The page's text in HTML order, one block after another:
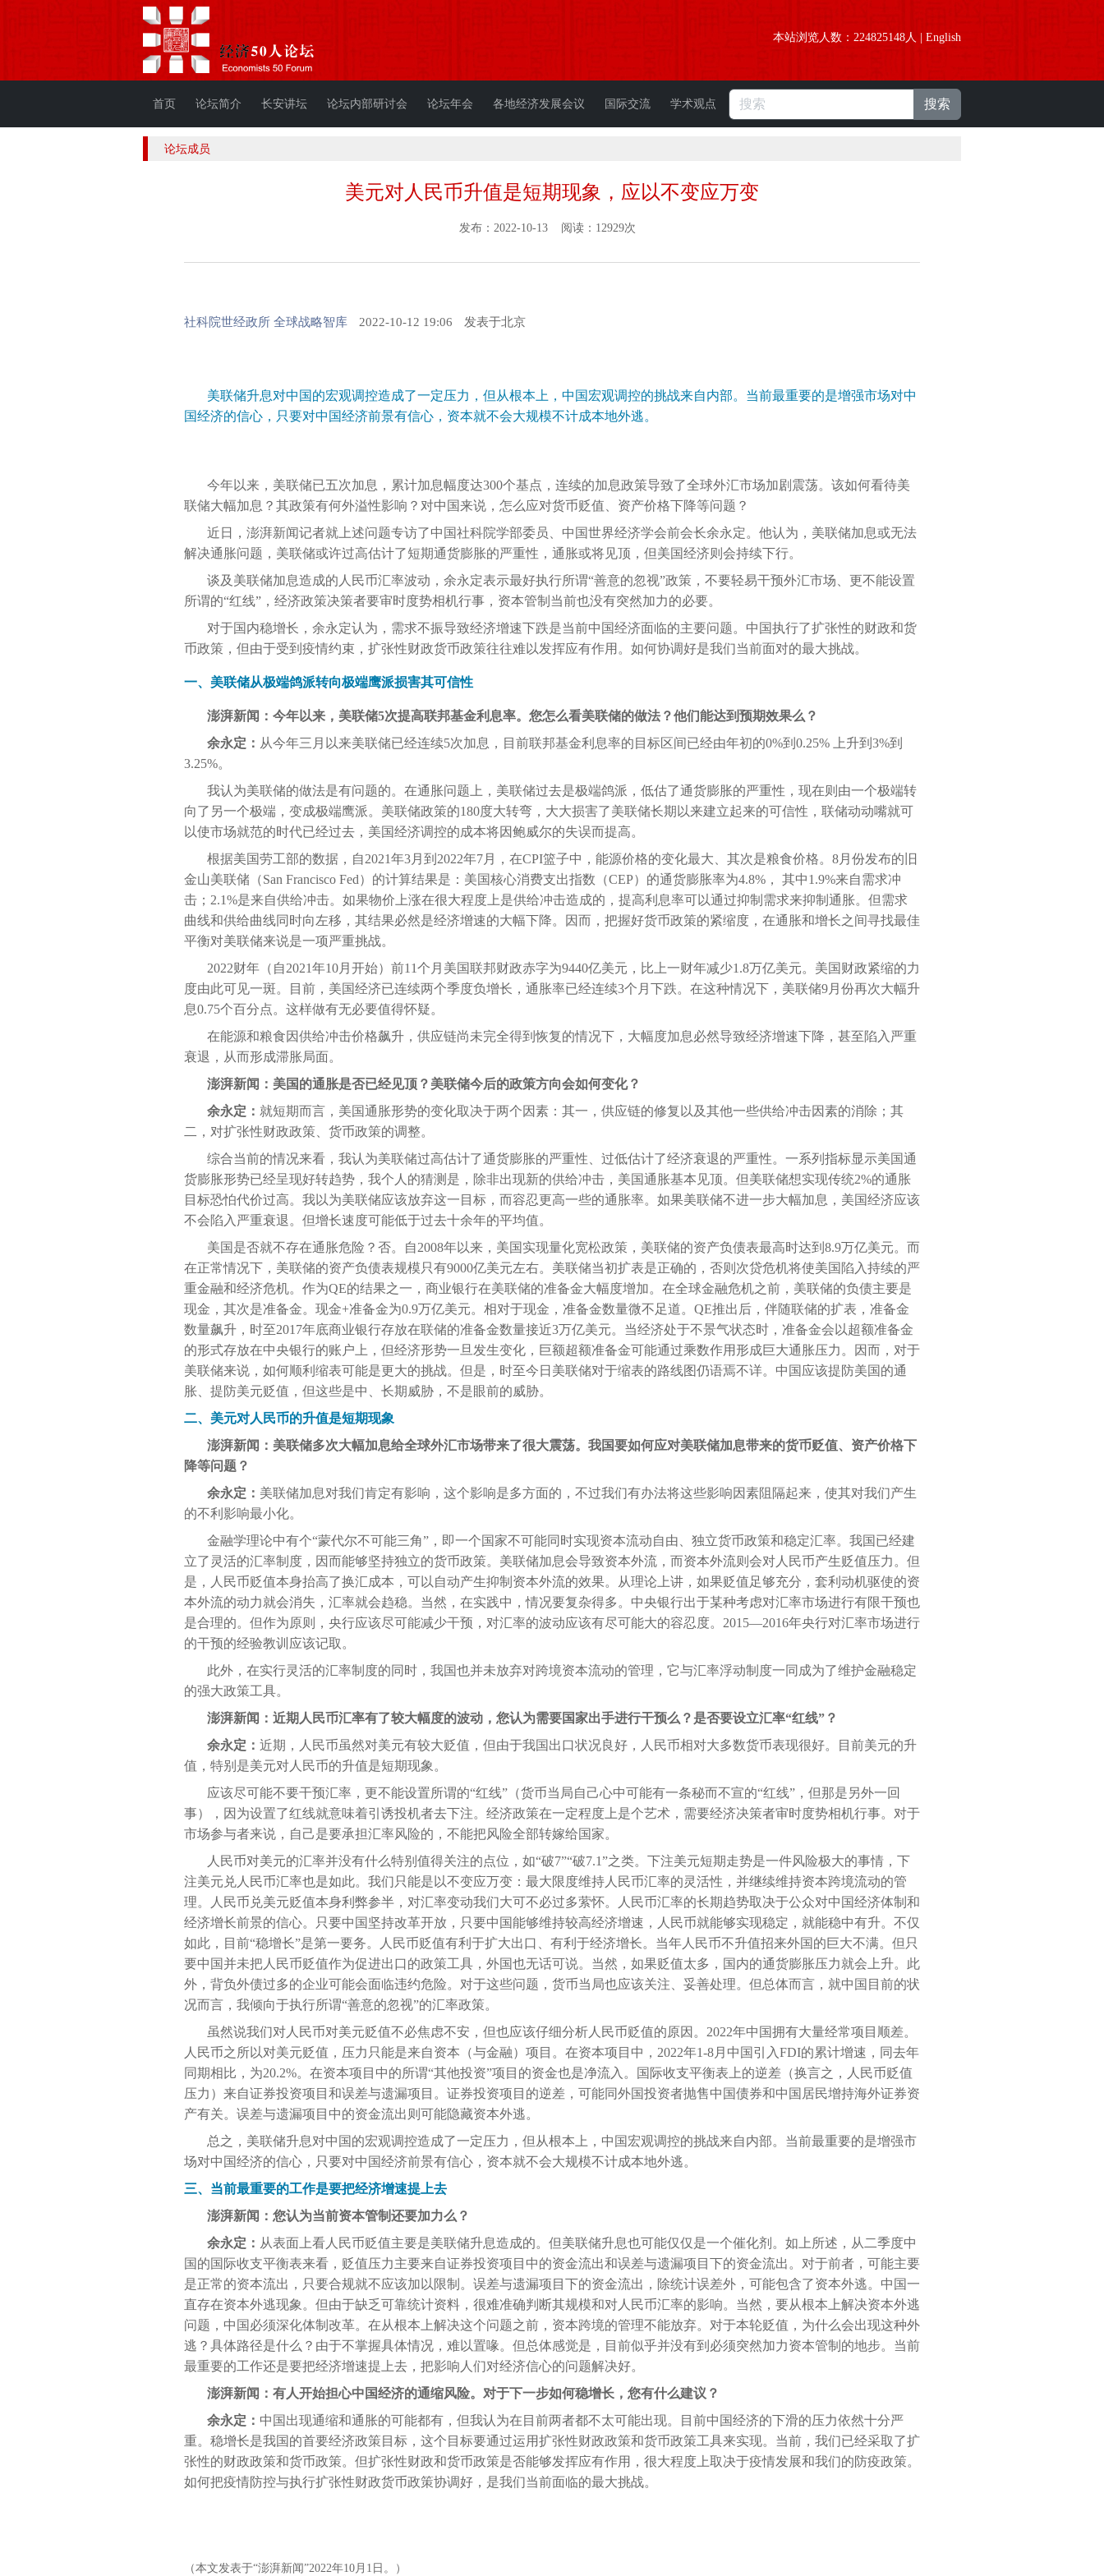
本站浏览人数： 224825148人 | English
首页 论坛简介 长安讲坛 论坛内部研讨会 论坛年会 各地经济发展会议 国际交流 学术观点 搜索
论坛成员
美元对人民币升值是短期现象，应以不变应万变
发布：2022-10-13 阅读：12929次
社科院世经政所 全球战略智库 2022-10-12 19:06 发表于北京
美联储升息对中国的宏观调控造成了一定压力，但从根本上，中国宏观调控的挑战来自内部。当前最重要的是增强市场对中
国经济的信心，只要对中国经济前景有信心，资本就不会大规模不计成本地外逃。
今年以来，美联储已五次加息，累计加息幅度达300个基点，连续的加息政策导致了全球外汇市场加剧震荡。该如何看待美
联储大幅加息？其政策有何外溢性影响？对中国来说，怎么应对货币贬值、资产价格下降等问题？
近日，澎湃新闻记者就上述问题专访了中国社科院学部委员、中国世界经济学会前会长余永定。他认为，美联储加息或无法
解决通胀问题，美联储或许过高估计了短期通货膨胀的严重性，通胀或将见顶，但美国经济则会持续下行。
谈及美联储加息造成的人民币汇率波动，余永定表示最好执行所谓“善意的忽视”政策，不要轻易干预外汇市场、更不能设置
所谓的“红线”，经济政策决策者要审时度势相机行事，资本管制当前也没有突然加力的必要。
对于国内稳增长，余永定认为，需求不振导致经济增速下跌是当前中国经济面临的主要问题。中国执行了扩张性的财政和货
币政策，但由于受到疫情约束，扩张性财政货币政策往往难以发挥应有作用。如何协调好是我们当前面对的最大挑战。
一、美联储从极端鸽派转向极端鹰派损害其可信性
澎湃新闻：今年以来，美联储5次提高联邦基金利息率。您怎么看美联储的做法？他们能达到预期效果么？
余永定： 从今年三月以来美联储已经连续5次加息，目前联邦基金利息率的目标区间已经由年初的0%到0.25% 上升到3%到
3.25%。
我认为美联储的做法是有问题的。在通胀问题上，美联储过去是极端鸽派，低估了通货膨胀的严重性，现在则由一个极端转
向了另一个极端，变成极端鹰派。美联储政策的180度大转弯，大大损害了美联储长期以来建立起来的可信性，联储动动嘴就可
以使市场就范的时代已经过去，美国经济调控的成本将因鲍威尔的失误而提高。
根据美国劳工部的数据，自2021年3月到2022年7月，在CPI篮子中，能源价格的变化最大、其次是粮食价格。8月份发布的旧
金山美联储（San Francisco Fed）的计算结果是：美国核心消费支出指数（CEP）的通货膨胀率为4.8%， 其中1.9%来自需求冲
击；2.1%是来自供给冲击。如果物价上涨在很大程度上是供给冲击造成的，提高利息率可以通过抑制需求来抑制通胀。但需求
曲线和供给曲线同时向左移，其结果必然是经济增速的大幅下降。因而，把握好货币政策的紧缩度，在通胀和增长之间寻找最佳
平衡对美联储来说是一项严重挑战。
2022财年（自2021年10月开始）前11个月美国联邦财政赤字为9440亿美元，比上一财年减少1.8万亿美元。美国财政紧缩的力
度由此可见一斑。目前，美国经济已连续两个季度负增长，通胀率已经连续3个月下跌。在这种情况下，美联储9月份再次大幅升
息0.75个百分点。这样做有无必要值得怀疑。
在能源和粮食因供给冲击价格飙升，供应链尚未完全得到恢复的情况下，大幅度加息必然导致经济增速下降，甚至陷入严重
衰退，从而形成滞胀局面。
澎湃新闻：美国的通胀是否已经见顶？美联储今后的政策方向会如何变化？
余永定： 就短期而言，美国通胀形势的变化取决于两个因素：其一，供应链的修复以及其他一些供给冲击因素的消除；其
二，对扩张性财政政策、货币政策的调整。
综合当前的情况来看，我认为美联储过高估计了通货膨胀的严重性、过低估计了经济衰退的严重性。一系列指标显示美国通
货膨胀形势已经呈现好转趋势，我个人的猜测是，除非出现新的供给冲击，美国通胀基本见顶。但美联储想实现传统2%的通胀
目标恐怕代价过高。我以为美联储应该放弃这一目标，而容忍更高一些的通胀率。如果美联储不进一步大幅加息，美国经济应该
不会陷入严重衰退。但增长速度可能低于过去十余年的平均值。
美国是否就不存在通胀危险？否。自2008年以来，美国实现量化宽松政策，美联储的资产负债表最高时达到8.9万亿美元。而
在正常情况下，美联储的资产负债表规模只有9000亿美元左右。美联储当初扩表是正确的，否则次贷危机将使美国陷入持续的严
重金融和经济危机。作为QE的结果之一，商业银行在美联储的准备金大幅度增加。在全球金融危机之前，美联储的负债主要是
现金，其次是准备金。现金+准备金为0.9万亿美元。相对于现金，准备金数量微不足道。QE推出后，伴随联储的扩表，准备金
数量飙升，时至2017年底商业银行存放在联储的准备金数量接近3万亿美元。当经济处于不景气状态时，准备金会以超额准备金
的形式存放在中央银行的账户上，但经济形势一旦发生变化，巨额超额准备金可能通过乘数作用形成巨大通胀压力。因而，对于
美联储来说，如何顺利缩表可能是更大的挑战。但是，时至今日美联储对于缩表的路线图仍语焉不详。中国应该提防美国的通
胀、提防美元贬值，但这些是中、长期威胁，不是眼前的威胁。
二、美元对人民币的升值是短期现象
澎湃新闻：美联储多次大幅加息给全球外汇市场带来了很大震荡。我国要如何应对美联储加息带来的货币贬值、资产价格下
降等问题？
余永定： 美联储加息对我们肯定有影响，这个影响是多方面的，不过我们有办法将这些影响因素阻隔起来，使其对我们产生
的不利影响最小化。
金融学理论中有个“蒙代尔不可能三角”，即一个国家不可能同时实现资本流动自由、独立货币政策和稳定汇率。我国已经建
立了灵活的汇率制度，因而能够坚持独立的货币政策。美联储加息会导致资本外流，而资本外流则会对人民币产生贬值压力。但
是，人民币贬值本身抬高了换汇成本，可以自动产生抑制资本外流的效果。从理论上讲，如果贬值足够充分，套利动机驱使的资
本外流的动力就会消失，汇率就会趋稳。当然，在实践中，情况要复杂得多。中央银行出于某种考虑对汇率市场进行有限干预也
是合理的。但作为原则，央行应该尽可能减少干预，对汇率的波动应该有尽可能大的容忍度。2015—2016年央行对汇率市场进行
的干预的经验教训应该记取。
此外，在实行灵活的汇率制度的同时，我国也并未放弃对跨境资本流动的管理，它与汇率浮动制度一同成为了维护金融稳定
的强大政策工具。
澎湃新闻：近期人民币汇率有了较大幅度的波动，您认为需要国家出手进行干预么？是否要设立汇率“红线”？
余永定： 近期，人民币虽然对美元有较大贬值，但由于我国出口状况良好，人民币相对大多数货币表现很好。目前美元的升
值，特别是美元对人民币的升值是短期现象。
应该尽可能不要干预汇率，更不能设置所谓的“红线”（货币当局自己心中可能有一条秘而不宣的“红线”，但那是另外一回
事），因为设置了红线就意味着引诱投机者去下注。经济政策在一定程度上是个艺术，需要经济决策者审时度势相机行事。对于
市场参与者来说，自己是要承担汇率风险的，不能把风险全部转嫁给国家。
人民币对美元的汇率并没有什么特别值得关注的点位，如“破7”“破7.1”之类。下注美元短期走势是一件风险极大的事情，下
注美元兑人民币汇率也是如此。我们只能是以不变应万变：最大限度维持人民币汇率的灵活性，并继续维持资本跨境流动的管
理。人民币兑美元贬值本身利弊参半，对汇率变动我们大可不必过多萦怀。人民币汇率的长期趋势取决于公众对中国经济体制和
经济增长前景的信心。只要中国坚持改革开放，只要中国能够维持较高经济增速，人民币就能够实现稳定，就能稳中有升。不仅
如此，目前“稳增长”是第一要务。人民币贬值有利于扩大出口、有利于经济增长。当年人民币不升值招来外国的巨大不满。但只
要中国并未把人民币贬值作为促进出口的政策工具，外国也无话可说。当然，如果贬值太多，国内的通货膨胀压力就会上升。此
外，背负外债过多的企业可能会面临违约危险。对于这些问题，货币当局也应该关注、妥善处理。但总体而言，就中国目前的状
况而言，我倾向于执行所谓“善意的忽视”的汇率政策。
虽然说我们对人民币对美元贬值不必焦虑不安，但也应该仔细分析人民币贬值的原因。2022年中国拥有大量经常项目顺差。
人民币之所以对美元贬值，压力只能是来自资本（与金融）项目。在资本项目中，2022年1-8月中国引入FDI的累计增速，同去年
同期相比，为20.2%。在资本项目中的所谓“其他投资”项目的资金也是净流入。国际收支平衡表上的逆差（换言之，人民币贬值
压力）来自证券投资项目和误差与遗漏项目。证券投资项目的逆差，可能同外国投资者抛售中国债券和中国居民增持海外证券资
产有关。误差与遗漏项目中的资金流出则可能隐藏资本外逃。
总之，美联储升息对中国的宏观调控造成了一定压力，但从根本上，中国宏观调控的挑战来自内部。当前最重要的是增强市
场对中国经济的信心，只要对中国经济前景有信心，资本就不会大规模不计成本地外逃。
三、当前最重要的工作是要把经济增速提上去
澎湃新闻：您认为当前资本管制还要加力么？
余永定： 从表面上看人民币贬值主要是美联储升息造成的。但美联储升息也可能仅仅是一个催化剂。如上所述，从二季度中
国的国际收支平衡表来看，贬值压力主要来自证券投资项目中的资金流出和误差与遗漏项目下的资金流出。对于前者，可能主要
是正常的资本流出，只要合规就不应该加以限制。误差与遗漏项目下的资金流出，除统计误差外，可能包含了资本外逃。中国一
直存在资本外逃现象。但由于缺乏可靠统计资料，很难准确判断其规模和对人民币汇率的影响。当然，要从根本上解决资本外逃
问题，中国必须深化体制改革。在从根本上解决这个问题之前，资本跨境的管理不能放弃。对于本轮贬值，为什么会出现这种外
逃？具体路径是什么？由于不掌握具体情况，难以置喙。但总体感觉是，目前似乎并没有到必须突然加力资本管制的地步。当前
最重要的工作还是要把经济增速提上去，把影响人们对经济信心的问题解决好。
澎湃新闻：有人开始担心中国经济的通缩风险。对于下一步如何稳增长，您有什么建议？
余永定： 中国出现通缩和通胀的可能都有，但我认为在目前两者都不太可能出现。目前中国经济的下滑的压力依然十分严
重。稳增长是我国的首要经济政策目标，这个目标要通过运用扩张性财政政策和货币政策工具来实现。当前，我们已经采取了扩
张性的财政政策和货币政策。但扩张性财政和货币政策是否能够发挥应有作用，很大程度上取决于疫情发展和我们的防疫政策。
如何把疫情防控与执行扩张性财政货币政策协调好，是我们当前面临的最大挑战。
（本文发表于“澎湃新闻”2022年10月1日。）